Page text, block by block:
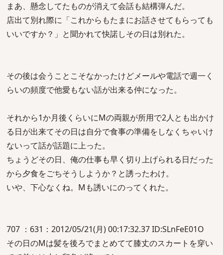
まあ、懸念してたものが消えて会話も結構弾んだ。
店出て別れ際に「これからもたまにお話させてもらっても
いいですか？」と聞かれて快諾しその日は別れた。
その後は会うことこそなかったけどメールや電話で週一く
らいの頻度で他愛もない話が出来る仲になった。
それから1か月後くらいにMの両親が所用で2人とも出かけ
る日が出来てその日は自分で食事の準備をしなくちゃいけ
ないって話が話題に上った。
ちょうどその日、俺の仕事も早く切り上げられる日だった
から夕食をごちそうしようか？と誘ったわけ。
いや、下心なくね。Mも誘いにのってくれた。
707 ：631：2012/05/21(月) 00:17:32.37 ID:SLnFeE01O
その日のMは髪を後ろでまとめてて膝丈のスカートを穿い